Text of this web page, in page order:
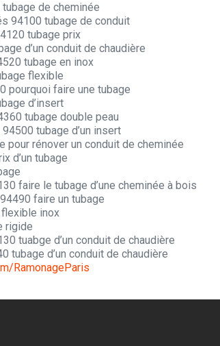
de cheminée
94100 tubage de conduit
tubage prix
d’un conduit de chaudière
tubage en inox
flexible
pourquoi faire une tubage
d’insert
tubage double peau
tubage d’un insert
pour rénover un conduit de cheminée
d’un tubage
faire le tubage d’une cheminée à bois
faire un tubage
flexible inox
rigide
tuabge d’un conduit de chaudière
tubage d’un conduit de chaudière
RamonageParis